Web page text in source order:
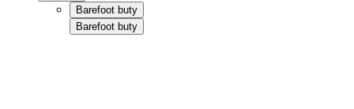
Barefoot buty
Barefoot buty